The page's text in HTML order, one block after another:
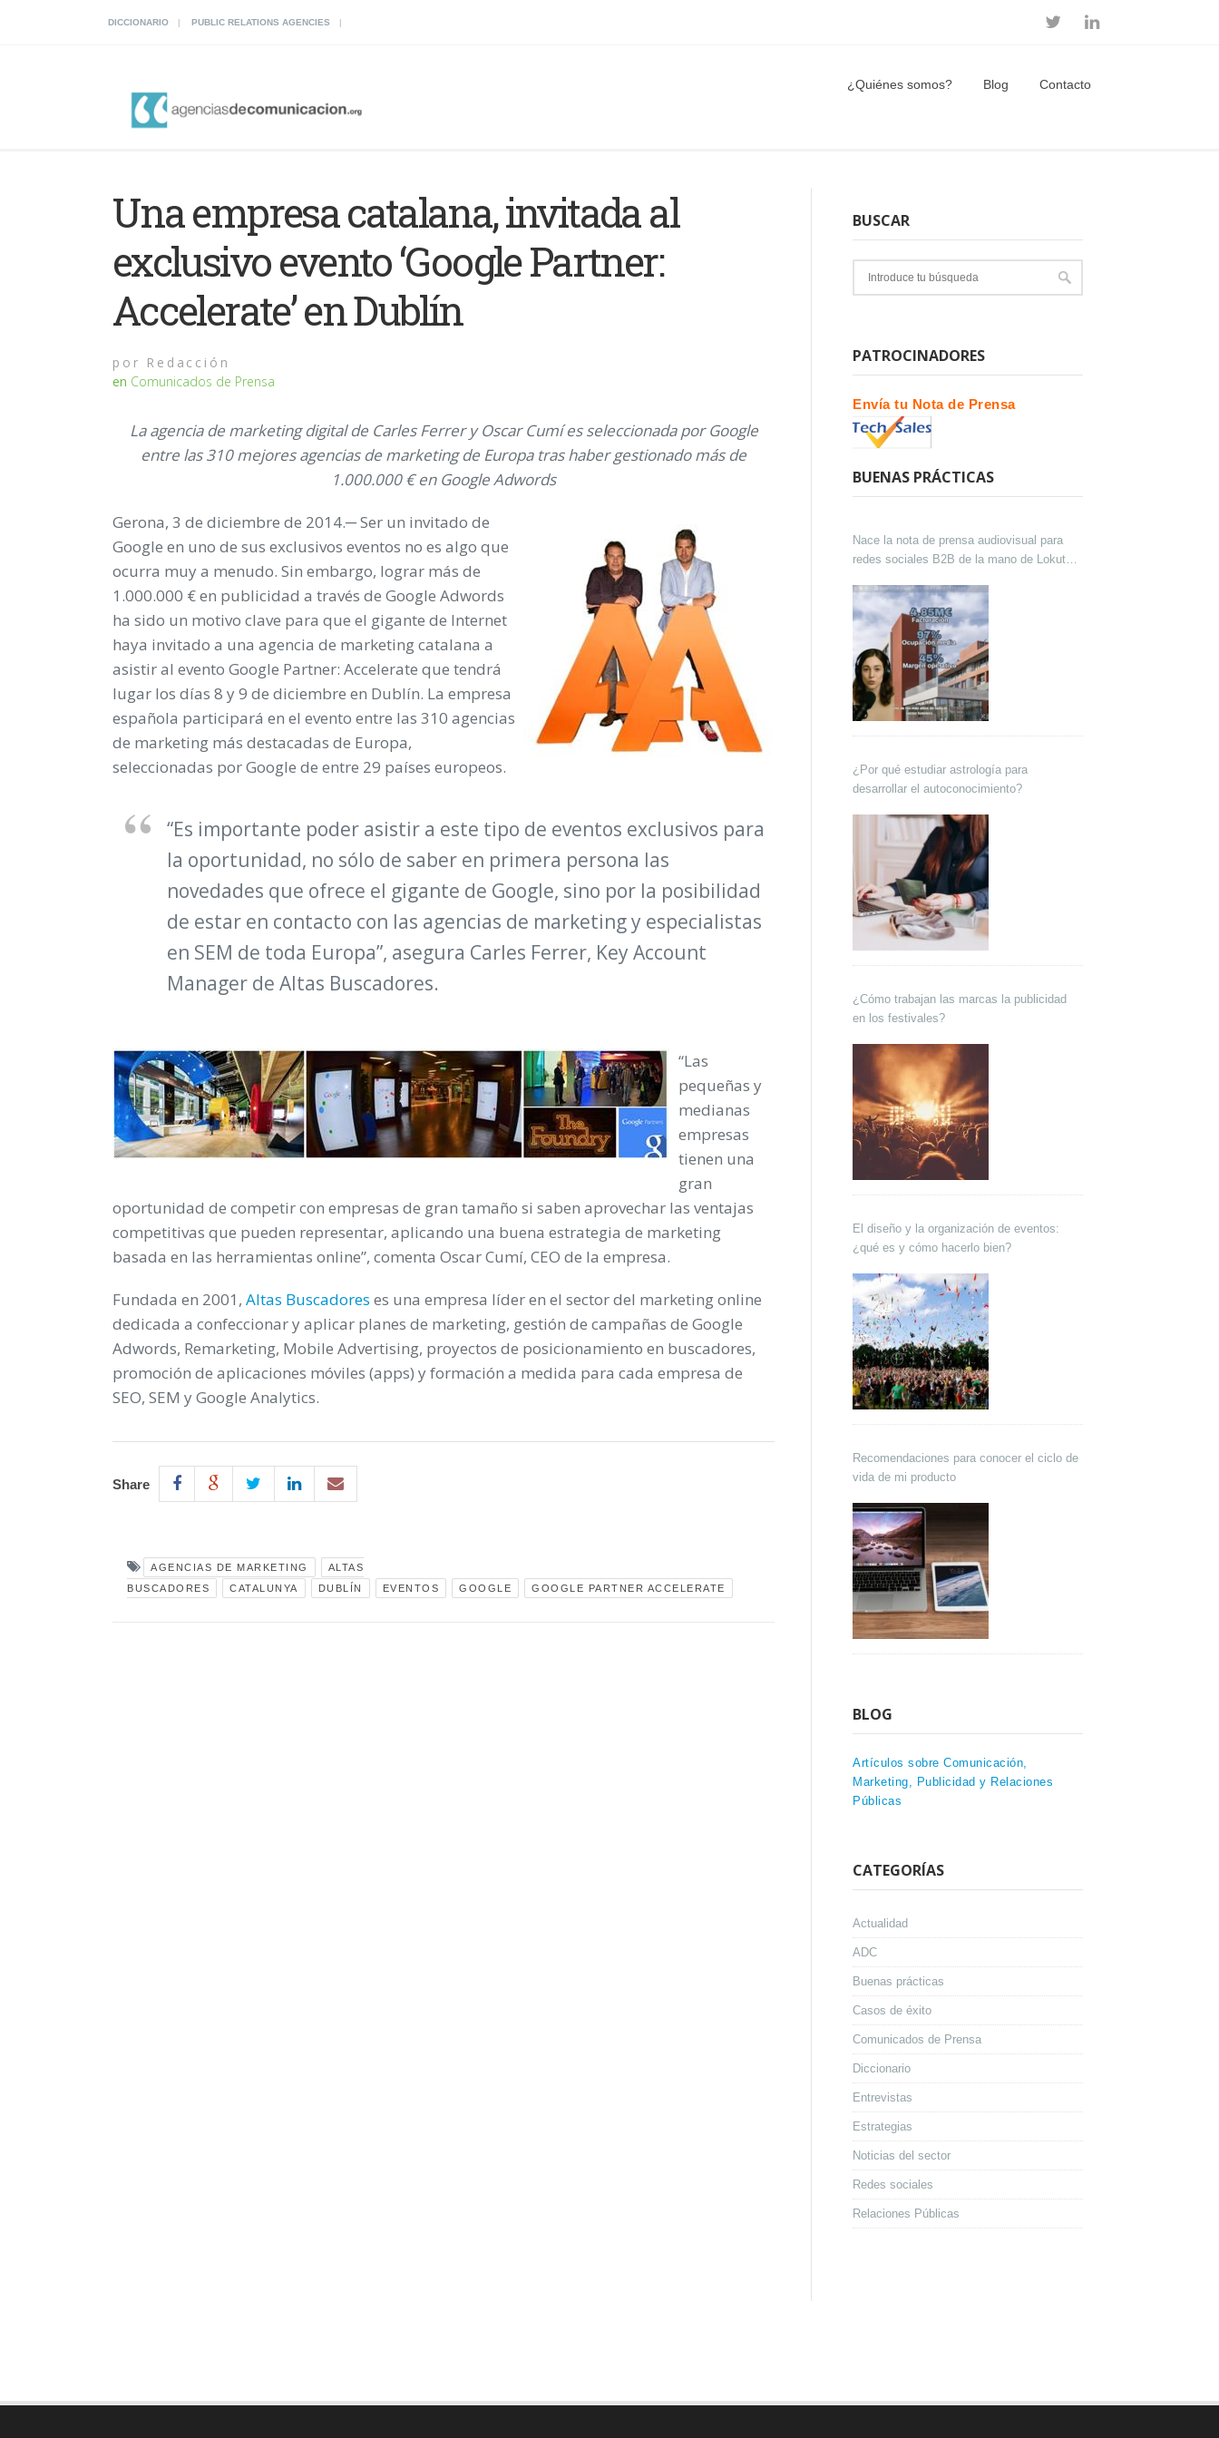
DICCIONARIO PUBLIC RELATIONS AGENCIES
¿Quiénes somos? Blog Contacto
Una empresa catalana, invitada al
exclusivo evento ‘Google Partner:
Accelerate’ en Dublín
por Redacción
en Comunicados de Prensa
La agencia de marketing digital de Carles Ferrer y Oscar Cumí es seleccionada por Google
entre las 310 mejores agencias de marketing de Europa tras haber gestionado más de
1.000.000 € en Google Adwords
Gerona, 3 de diciembre de 2014.─ Ser un invitado de
Google en uno de sus exclusivos eventos no es algo que
ocurra muy a menudo. Sin embargo, lograr más de
1.000.000 € en publicidad a través de Google Adwords
ha sido un motivo clave para que el gigante de Internet
haya invitado a una agencia de marketing catalana a
asistir al evento Google Partner: Accelerate que tendrá
lugar los días 8 y 9 de diciembre en Dublín. La empresa
española participará en el evento entre las 310 agencias
de marketing más destacadas de Europa,
seleccionadas por Google de entre 29 países europeos.
“Es importante poder asistir a este tipo de eventos exclusivos para
la oportunidad, no sólo de saber en primera persona las
novedades que ofrece el gigante de Google, sino por la posibilidad
de estar en contacto con las agencias de marketing y especialistas
en SEM de toda Europa”, asegura Carles Ferrer, Key Account
Manager de Altas Buscadores.
“Las
pequeñas y
medianas
empresas
tienen una
gran
oportunidad de competir con empresas de gran tamaño si saben aprovechar las ventajas
competitivas que pueden representar, aplicando una buena estrategia de marketing
basada en las herramientas online”, comenta Oscar Cumí, CEO de la empresa.
Fundada en 2001, Altas Buscadores es una empresa líder en el sector del marketing online
dedicada a confeccionar y aplicar planes de marketing, gestión de campañas de Google
Adwords, Remarketing, Mobile Advertising, proyectos de posicionamiento en buscadores,
promoción de aplicaciones móviles (apps) y formación a medida para cada empresa de
SEO, SEM y Google Analytics.
Share
AGENCIAS DE MARKETING
ALTAS
BUSCADORES
CATALUNYA DUBLÍN EVENTOS GOOGLE GOOGLE PARTNER ACCELERATE
BUSCAR
PATROCINADORES
Envía tu Nota de Prensa
BUENAS PRÁCTICAS
Nace la nota de prensa audiovisual para
redes sociales B2B de la mano de Lokutor
¿Por qué estudiar astrología para
desarrollar el autoconocimiento?
¿Cómo trabajan las marcas la publicidad
en los festivales?
El diseño y la organización de eventos:
¿qué es y cómo hacerlo bien?
Recomendaciones para conocer el ciclo de
vida de mi producto
BLOG
Artículos sobre Comunicación,
Marketing, Publicidad y Relaciones
Públicas
CATEGORÍAS
Actualidad
ADC
Buenas prácticas
Casos de éxito
Comunicados de Prensa
Diccionario
Entrevistas
Estrategias
Noticias del sector
Redes sociales
Relaciones Públicas